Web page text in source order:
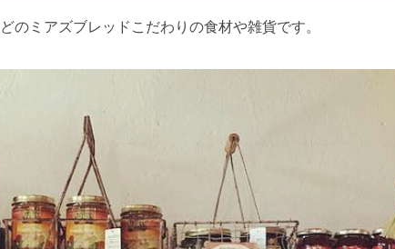
のミアズブレッドこだわりの食材や雑貨です。